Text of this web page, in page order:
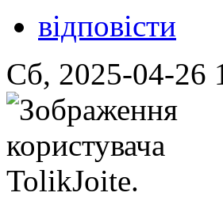
відповісти
Сб, 2025-04-